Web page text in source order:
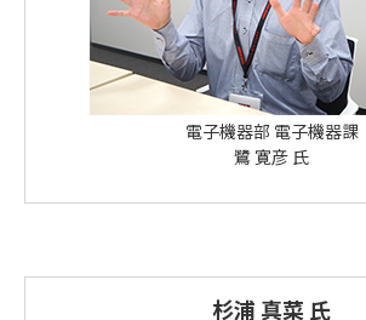
電子機器部 電子機器課
鷺 寛彦 氏
杉浦 真菜 氏